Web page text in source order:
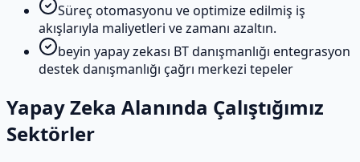
Süreç otomasyonu ve optimize edilmiş iş
akışlarıyla maliyetleri ve zamanı azaltın.
beyin yapay zekası BT danışmanlığı entegrasyon
destek danışmanlığı çağrı merkezi tepeler
Yapay Zeka Alanında Çalıştığımız
Sektörler